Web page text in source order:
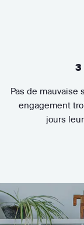
3
Pas de mauvaise
engagement
jours